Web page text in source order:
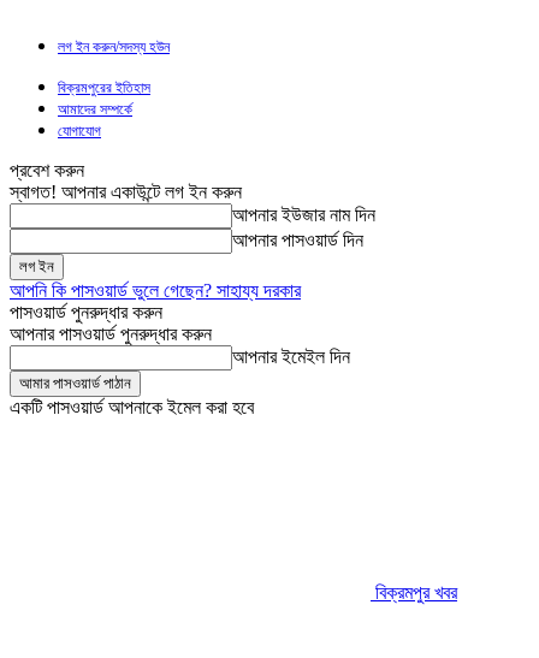
লগ ইন করুন/সদস্য হউন
বিক্রমপুরের ইতিহাস
আমাদের সম্পর্কে
যোগাযোগ
প্রবেশ করুন
স্বাগত! আপনার একাউন্টে লগ ইন করুন
আপনার ইউজার নাম দিন
আপনার পাসওয়ার্ড দিন
আপনি কি পাসওয়ার্ড ভুলে গেছেন? সাহায্য দরকার
পাসওয়ার্ড পুনরুদ্ধার করুন
আপনার পাসওয়ার্ড পুনরুদ্ধার করুন
আপনার ইমেইল দিন
একটি পাসওয়ার্ড আপনাকে ইমেল করা হবে
বিক্রমপুর খবর